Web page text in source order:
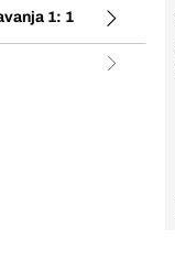
1: 1